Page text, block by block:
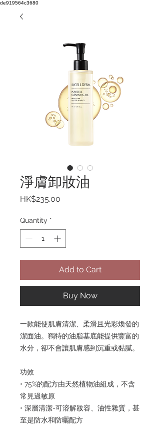
de919564c3680
淨膚卸妝油
HK$235.00
Quantity *
Add to Cart
Buy Now
一款能使肌膚清潔、柔滑且光彩煥發的
潔面油。獨特的油脂基底能提供豐富的
水分，卻不會讓肌膚感到沉重或黏膩。
功效
• 75%的配方由天然植物油組成，不含
常見過敏原
• 深層清潔-可溶解妝容、油性雜質，甚
至是防水和防曬配方